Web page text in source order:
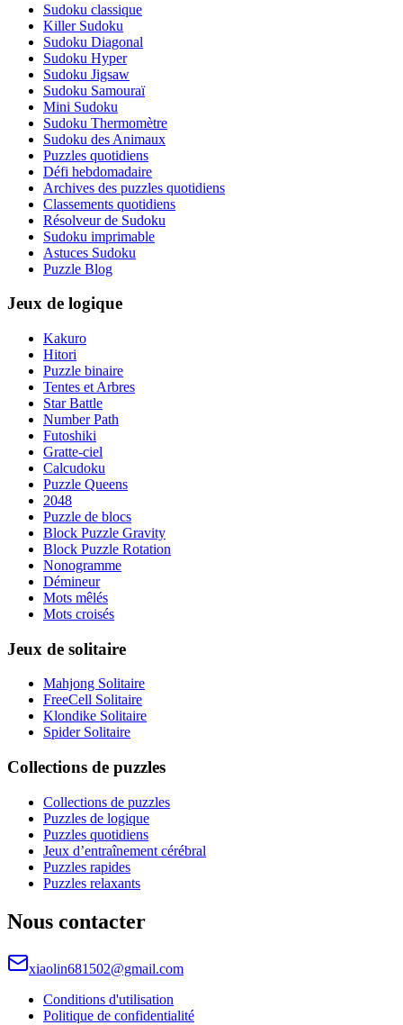
Sudoku classique
Killer Sudoku
Sudoku Diagonal
Sudoku Hyper
Sudoku Jigsaw
Sudoku Samouraï
Mini Sudoku
Sudoku Thermomètre
Sudoku des Animaux
Puzzles quotidiens
Défi hebdomadaire
Archives des puzzles quotidiens
Classements quotidiens
Résolveur de Sudoku
Sudoku imprimable
Astuces Sudoku
Puzzle Blog
Jeux de logique
Kakuro
Hitori
Puzzle binaire
Tentes et Arbres
Star Battle
Number Path
Futoshiki
Gratte-ciel
Calcudoku
Puzzle Queens
2048
Puzzle de blocs
Block Puzzle Gravity
Block Puzzle Rotation
Nonogramme
Démineur
Mots mêlés
Mots croisés
Jeux de solitaire
Mahjong Solitaire
FreeCell Solitaire
Klondike Solitaire
Spider Solitaire
Collections de puzzles
Collections de puzzles
Puzzles de logique
Puzzles quotidiens
Jeux d’entraînement cérébral
Puzzles rapides
Puzzles relaxants
Nous contacter
xiaolin681502@gmail.com
Conditions d'utilisation
Politique de confidentialité